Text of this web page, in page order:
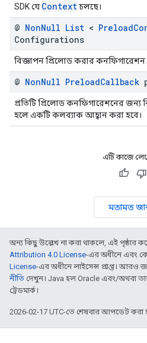
SDK যে Contextচলছে।
@ NonNull List < Preload
Configurations
বিজ্ঞাপন প্রিলোড করার কনফিগারেশন।
@ NonNull PreloadCallback
প্রতিটি প্রিলোড কনফিগারেশনের জন্য
হলে একটি কলব্যাক আহ্বান করা হবে।
এটি কাজে
মতামত
অন্য কিছু উল্লেখ না করা থাকলে, এই পৃষ্ঠার
Attribution 4.0 License-এর অধীনে এবং
License-এর অধীনে লাইসেন্স প্রাপ্ত। আরও
নীতি দেখুন। Java হল Oracle এবং/অথবা তার
ট্রেডমার্ক।
2026-02-17 UTC-তে শেষবার আপডেট করা